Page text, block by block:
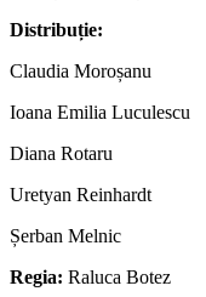
Distribuție:
Claudia Moroșanu
Ioana Emilia Luculescu
Diana Rotaru
Uretyan Reinhardt
Șerban Melnic
Regia: Raluca Botez